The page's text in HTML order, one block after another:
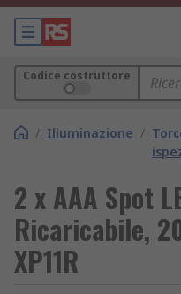
Codice costruttore
/ Illuminazione /
2 x AAA Spot
Ricaricabile,
XP11R